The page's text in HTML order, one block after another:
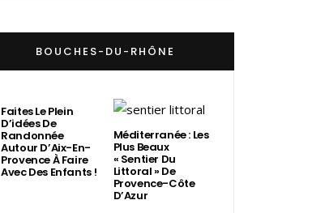
BOUCHES-DU-RHÔNE
Faites Le Plein
D’idées De
Randonnée
Autour D’Aix-En-
Provence À Faire
Avec Des Enfants !
Méditerranée : Les
Plus Beaux
« Sentier Du
Littoral » De
Provence-Côte
D’Azur